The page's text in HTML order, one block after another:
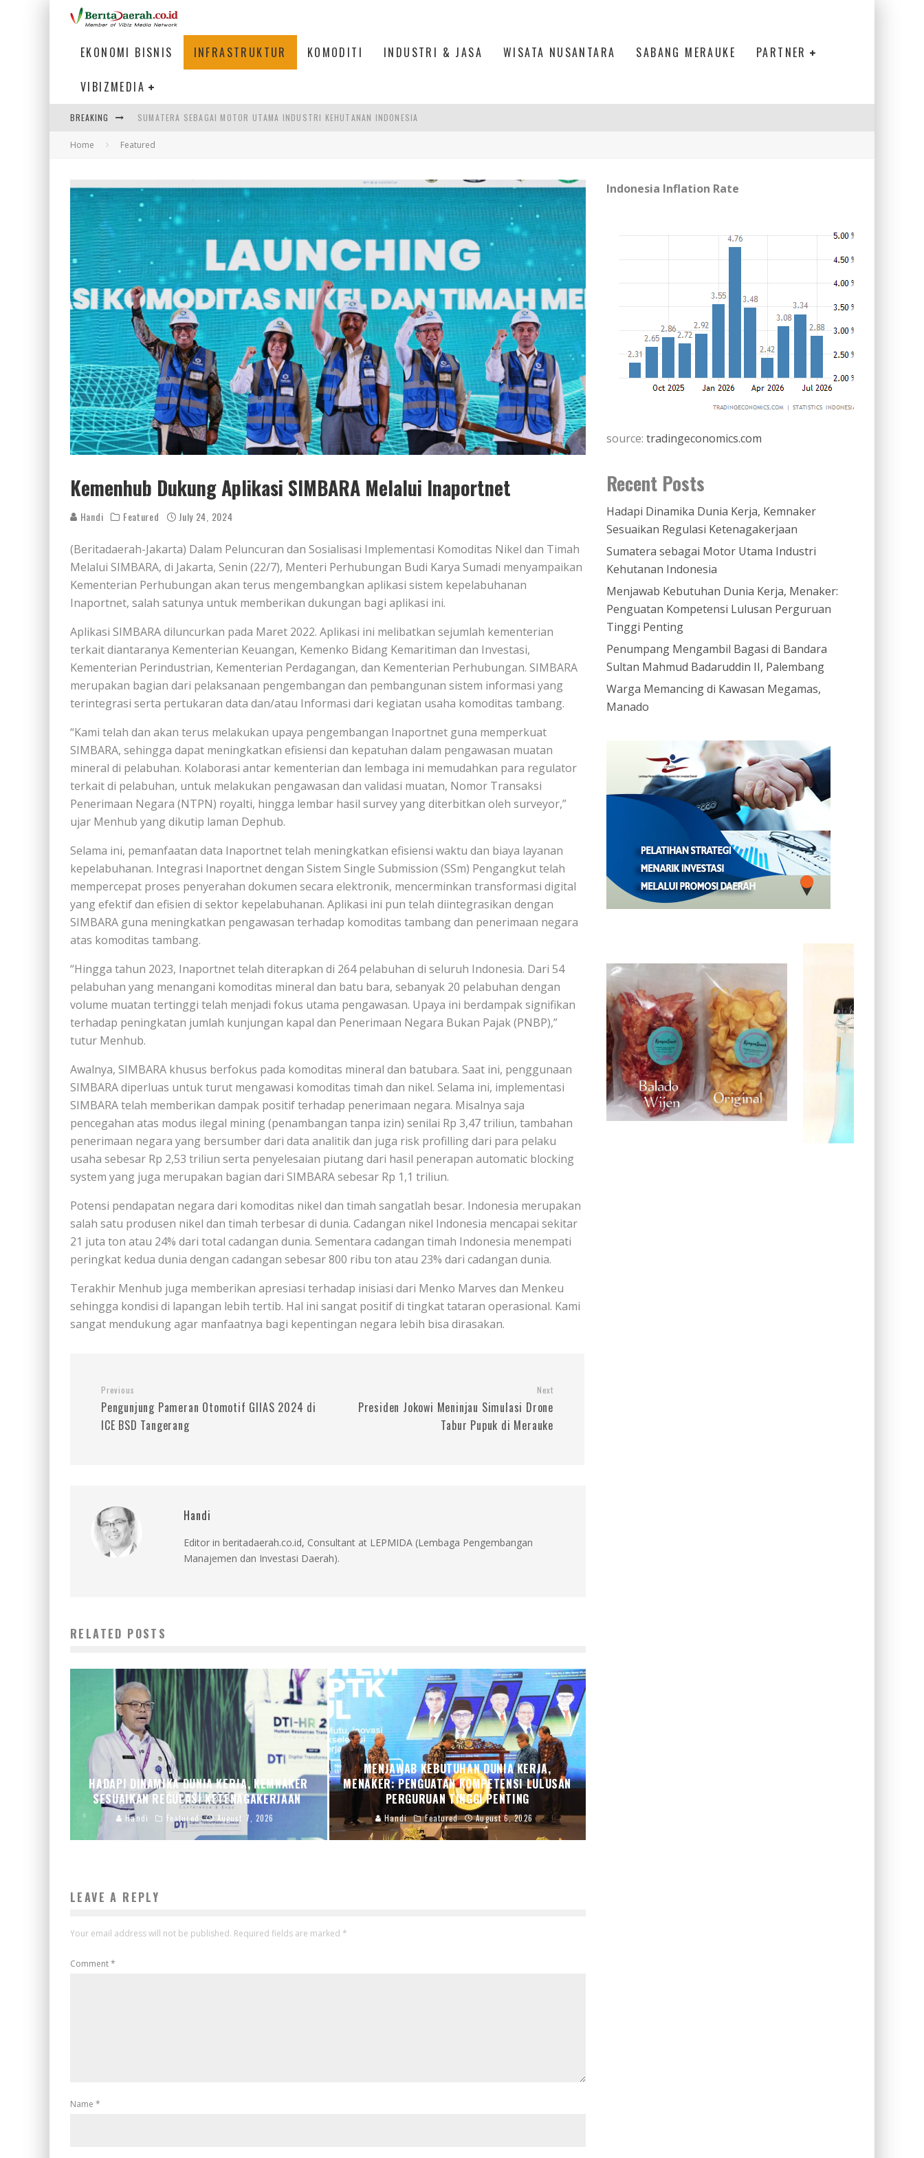
EKONOMI BISNIS INFRASTRUKTUR KOMODITI INDUSTRI & JASA WISATA NUSANTARA SABANG MERAUKE PARTNER
VIBIZMEDIA
BREAKING MENJAWAB KEBUTUHAN DUNIA KERJA, MENAKER: PENGUATAN KOMPETENSI LULUSAN PERGURUAN TINGGI PENTING
PENUMPANG MENGAMBIL BAGASI DI BANDARA SULTAN MAHMUD BADARUDDIN II, PALEMBANG
SUMATERA SEBAGAI MOTOR UTAMA INDUSTRI KEHUTANAN INDONESIA
Home Featured
Kemenhub Dukung Aplikasi SIMBARA Melalui Inaportnet
Handi Featured July 24, 2024
(Beritadaerah-Jakarta) Dalam Peluncuran dan Sosialisasi Implementasi Komoditas Nikel dan Timah
Melalui SIMBARA, di Jakarta, Senin (22/7), Menteri Perhubungan Budi Karya Sumadi menyampaikan
Kementerian Perhubungan akan terus mengembangkan aplikasi sistem kepelabuhanan
Inaportnet, salah satunya untuk memberikan dukungan bagi aplikasi ini.
Aplikasi SIMBARA diluncurkan pada Maret 2022. Aplikasi ini melibatkan sejumlah kementerian
terkait diantaranya Kementerian Keuangan, Kemenko Bidang Kemaritiman dan Investasi,
Kementerian Perindustrian, Kementerian Perdagangan, dan Kementerian Perhubungan. SIMBARA
merupakan bagian dari pelaksanaan pengembangan dan pembangunan sistem informasi yang
terintegrasi serta pertukaran data dan/atau Informasi dari kegiatan usaha komoditas tambang.
“Kami telah dan akan terus melakukan upaya pengembangan Inaportnet guna memperkuat
SIMBARA, sehingga dapat meningkatkan efisiensi dan kepatuhan dalam pengawasan muatan
mineral di pelabuhan. Kolaborasi antar kementerian dan lembaga ini memudahkan para regulator
terkait di pelabuhan, untuk melakukan pengawasan dan validasi muatan, Nomor Transaksi
Penerimaan Negara (NTPN) royalti, hingga lembar hasil survey yang diterbitkan oleh surveyor,”
ujar Menhub yang dikutip laman Dephub.
Selama ini, pemanfaatan data Inaportnet telah meningkatkan efisiensi waktu dan biaya layanan
kepelabuhanan. Integrasi Inaportnet dengan Sistem Single Submission (SSm) Pengangkut telah
mempercepat proses penyerahan dokumen secara elektronik, mencerminkan transformasi digital
yang efektif dan efisien di sektor kepelabuhanan. Aplikasi ini pun telah diintegrasikan dengan
SIMBARA guna meningkatkan pengawasan terhadap komoditas tambang dan penerimaan negara
atas komoditas tambang.
“Hingga tahun 2023, Inaportnet telah diterapkan di 264 pelabuhan di seluruh Indonesia. Dari 54
pelabuhan yang menangani komoditas mineral dan batu bara, sebanyak 20 pelabuhan dengan
volume muatan tertinggi telah menjadi fokus utama pengawasan. Upaya ini berdampak signifikan
terhadap peningkatan jumlah kunjungan kapal dan Penerimaan Negara Bukan Pajak (PNBP),”
tutur Menhub.
Awalnya, SIMBARA khusus berfokus pada komoditas mineral dan batubara. Saat ini, penggunaan
SIMBARA diperluas untuk turut mengawasi komoditas timah dan nikel. Selama ini, implementasi
SIMBARA telah memberikan dampak positif terhadap penerimaan negara. Misalnya saja
pencegahan atas modus ilegal mining (penambangan tanpa izin) senilai Rp 3,47 triliun, tambahan
penerimaan negara yang bersumber dari data analitik dan juga risk profilling dari para pelaku
usaha sebesar Rp 2,53 triliun serta penyelesaian piutang dari hasil penerapan automatic blocking
system yang juga merupakan bagian dari SIMBARA sebesar Rp 1,1 triliun.
Potensi pendapatan negara dari komoditas nikel dan timah sangatlah besar. Indonesia merupakan
salah satu produsen nikel dan timah terbesar di dunia. Cadangan nikel Indonesia mencapai sekitar
21 juta ton atau 24% dari total cadangan dunia. Sementara cadangan timah Indonesia menempati
peringkat kedua dunia dengan cadangan sebesar 800 ribu ton atau 23% dari cadangan dunia.
Terakhir Menhub juga memberikan apresiasi terhadap inisiasi dari Menko Marves dan Menkeu
sehingga kondisi di lapangan lebih tertib. Hal ini sangat positif di tingkat tataran operasional. Kami
sangat mendukung agar manfaatnya bagi kepentingan negara lebih bisa dirasakan.
Previous
Pengunjung Pameran Otomotif GIIAS 2024 di
ICE BSD Tangerang
Next
Presiden Jokowi Meninjau Simulasi Drone
Tabur Pupuk di Merauke
Handi
Editor in beritadaerah.co.id, Consultant at LEPMIDA (Lembaga Pengembangan
Manajemen dan Investasi Daerah).
RELATED POSTS
HADAPI DINAMIKA DUNIA KERJA, KEMNAKER
SESUAIKAN REGULASI KETENAGAKERJAAN
Handi Featured August 7, 2026
MENJAWAB KEBUTUHAN DUNIA KERJA,
MENAKER: PENGUATAN KOMPETENSI LULUSAN
PERGURUAN TINGGI PENTING
Handi Featured August 6, 2026
LEAVE A REPLY
Your email address will not be published. Required fields are marked *
Comment*
Name *
Indonesia Inflation Rate
source: tradingeconomics.com
Recent Posts
Hadapi Dinamika Dunia Kerja, Kemnaker
Sesuaikan Regulasi Ketenagakerjaan
Sumatera sebagai Motor Utama Industri
Kehutanan Indonesia
Menjawab Kebutuhan Dunia Kerja, Menaker:
Penguatan Kompetensi Lulusan Perguruan
Tinggi Penting
Penumpang Mengambil Bagasi di Bandara
Sultan Mahmud Badaruddin II, Palembang
Warga Memancing di Kawasan Megamas,
Manado